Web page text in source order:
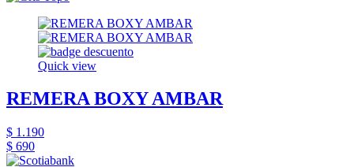
Quick view
REMERA BOXY AMBAR
$ 1.190
$ 690